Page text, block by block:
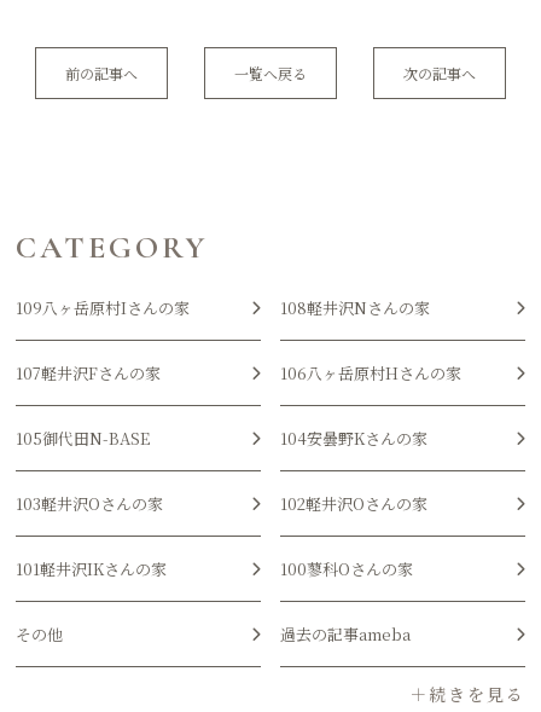
前の記事へ 一覧へ戻る 次の記事へ
CATEGORY
109八ヶ岳原村Iさんの家 108軽井沢Nさんの家
107軽井沢Fさんの家 106八ヶ岳原村Hさんの家
105御代田N-BASE 104安曇野Kさんの家
103軽井沢Oさんの家 102軽井沢Oさんの家
101軽井沢IKさんの家 100蓼科Oさんの家
その他 過去の記事ameba